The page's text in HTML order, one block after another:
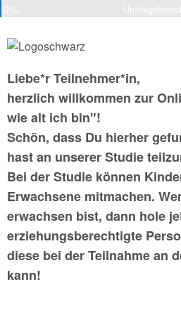
Liebe*r Teilnehmer*in,
herzlich willkommen zur
wie alt ich bin"!
Schön, dass Du hierher
hast an unserer Studie
Bei der Studie können
Erwachsene mitmachen.
erwachsen bist, dann hole
erziehungsberechtigte
diese bei der Teilnahme an
kann!